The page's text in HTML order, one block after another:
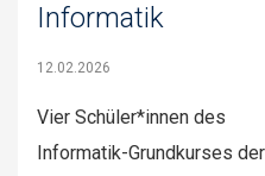
Informatik
12.02.2026
Vier Schüler*innen des
Informatik-Grundkurses